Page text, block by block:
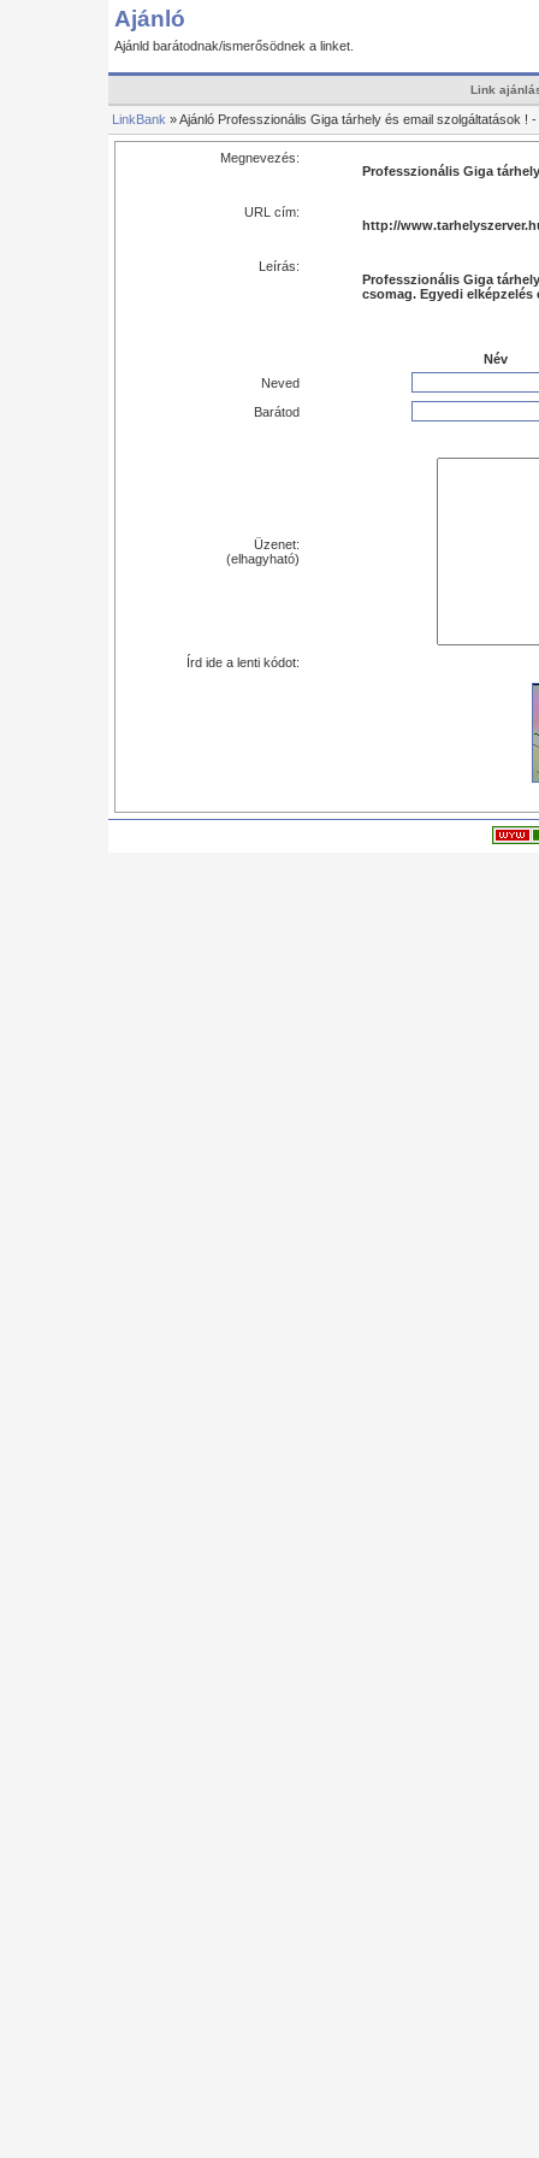
Ajánló
Ajánld barátodnak/ismerősödnek a linket.
Link
LinkBank » Ajánló Professzionális Giga tárhely és email szolgáltatások !
Megnevezés:
Professzionális Giga
URL cím:
http://
Leírás:
Professzionális Giga
csomag. Egyedi
Név
Neved
Barátod
Üzenet:
(elhagyható)
Írd ide a lenti kódot: